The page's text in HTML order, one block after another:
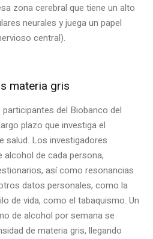
zona cerebral que tiene un alto
neurales y juega un papel
central).
materia gris
del Biobanco del
plazo que investiga el
salud. Los investigadores
de cada persona,
así como resonancias
datos personales, como la
de vida, como el tabaquismo. Un
de alcohol por semana se
de materia gris, llegando